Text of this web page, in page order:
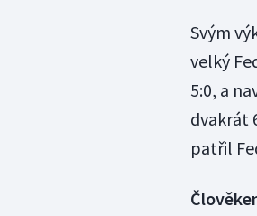
Svým
velký
5:0, a
dvakrát
patřil